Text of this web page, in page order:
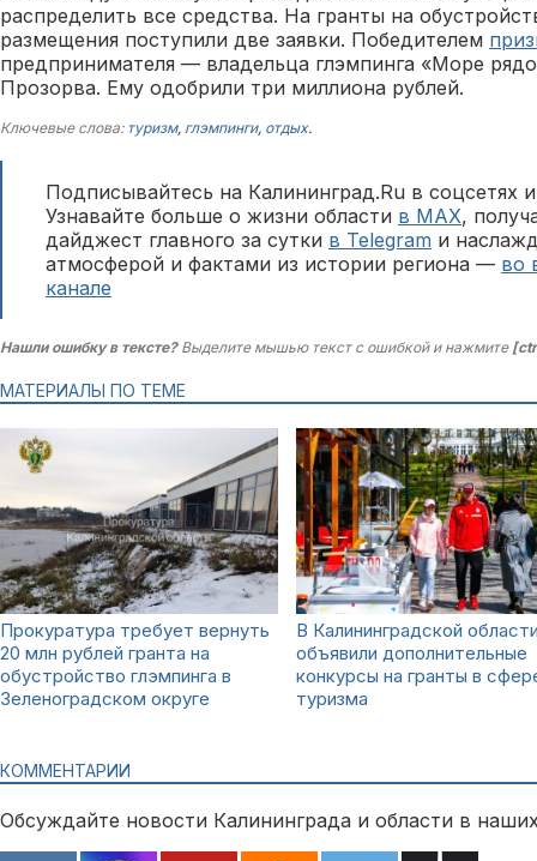
распределить все средства. На гранты на
размещения поступили две заявки. Победителем
предпринимателя — владельца глэмпинга «Море
Прозорва. Ему одобрили три миллиона рублей.
Ключевые слова: туризм, глэмпинги, отдых.
Подписывайтесь на Калининград.Ru в соцсетях
Узнавайте больше о жизни области в MAX,
дайджест главного за сутки в Telegram и
атмосферой и фактами из истории региона — во
канале
Нашли ошибку в тексте?Выделите мышью текст с ошибкой и нажмите
МАТЕРИАЛЫ ПО ТЕМЕ
Прокуратура требует вернуть
20 млн рублей гранта на
обустройство глэмпинга в
Зеленоградском округе
В Калининградской
объявили дополнительные
конкурсы на гранты в
туризма
КОММЕНТАРИИ
Обсуждайте новости Калининграда и области в